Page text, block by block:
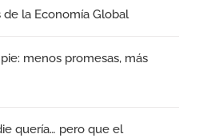
la Economía Global
menos promesas, más
quería… pero que el